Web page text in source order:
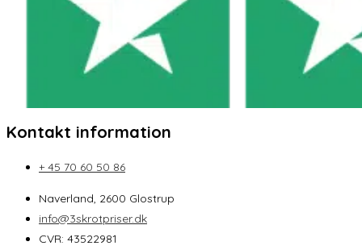
Kontakt information
+ 45 70 60 50 86
Naverland, 2600 Glostrup
info@3skrotpriser.dk
CVR: 43522981